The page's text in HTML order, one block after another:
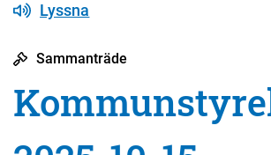
Lyssna
Sammanträde